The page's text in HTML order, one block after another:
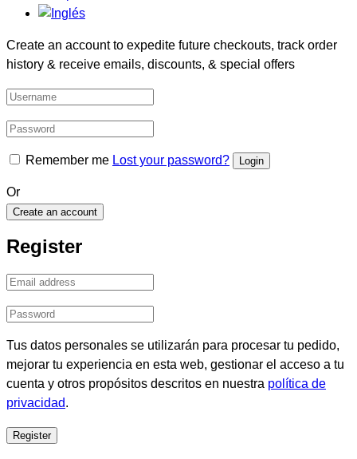
Create an account to expedite future checkouts, track order
history & receive emails, discounts, & special offers
Remember me Lost your password?
Or
Create an account
Register
Tus datos personales se utilizarán para procesar tu pedido,
mejorar tu experiencia en esta web, gestionar el acceso a tu
cuenta y otros propósitos descritos en nuestra política de
privacidad.